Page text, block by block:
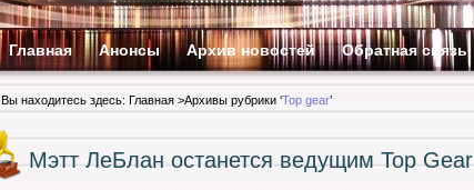
Главная Анонсы Архив новостей Обратная связь
Вы находитесь здесь: Главная >Архивы рубрики ‘Top gear’
Мэтт ЛеБлан останется ведущим Top Gear